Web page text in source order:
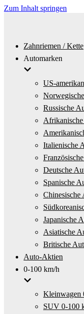
Zum Inhalt springen
Zahnriemen / Kette
Automarken
US-
Russische
Italienische
Deutsche
Spanische
Chinesische
Japanische
Asiatische
Britische
Auto-Aktien
0-100 km/h
Kleinwagen
SUV 0-100